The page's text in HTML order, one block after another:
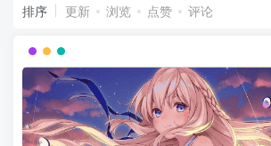
排序 更新 浏览 点赞 评论